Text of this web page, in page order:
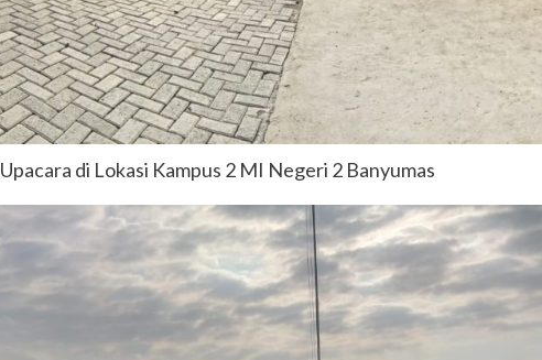
Upacara di Lokasi Kampus 2 MI Negeri 2 Banyumas